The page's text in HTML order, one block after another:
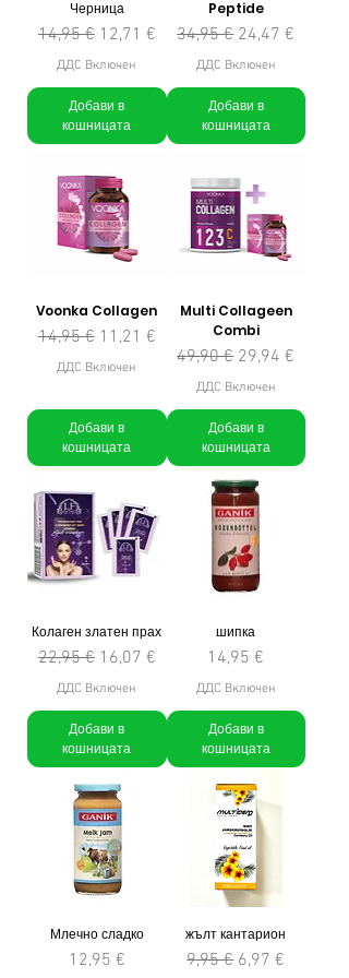
Черница
Редовна цена
14,95 € Продажна цена
12,71 €
ДДС Включен
Добави в
кошницата
Peptide
Редовна цена
34,95 € Продажна цена
24,47 €
ДДС Включен
Добави в
кошницата
Voonka Collagen
Редовна цена
14,95 € Продажна цена
11,21 €
ДДС Включен
Добави в
кошницата
Multi Collageen
Combi
Редовна цена
49,90 € Продажна цена
29,94 €
ДДС Включен
Добави в
кошницата
Колаген златен прах
Редовна цена
22,95 € Продажна цена
16,07 €
ДДС Включен
Добави в
кошницата
шипка
Цена
14,95 €
ДДС Включен
Добави в
кошницата
Млечно сладко
Цена
12,95 €
жълт кантарион
Редовна цена
9,95 € Продажна цена
6,97 €